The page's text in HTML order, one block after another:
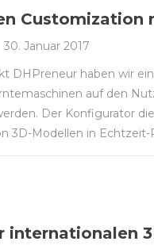
30. Januar 2017
DHPreneur haben wir
auf den
Der Konfigurator
3D-Modellen in
internationalen